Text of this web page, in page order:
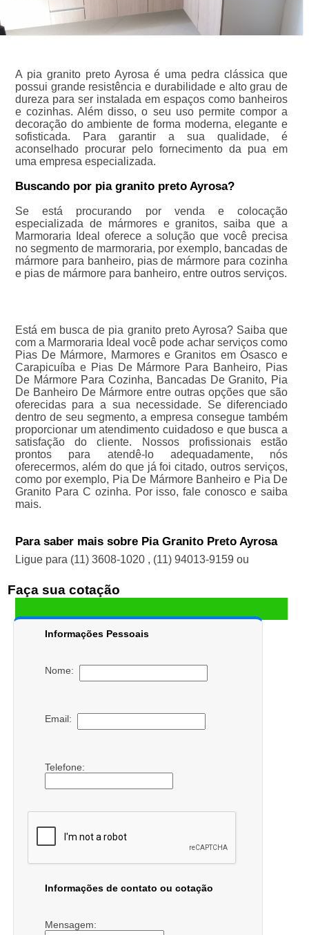
A pia granito preto Ayrosa é uma pedra clássica que
possui grande resistência e durabilidade e alto grau de
dureza para ser instalada em espaços como banheiros
e cozinhas. Além disso, o seu uso permite compor a
decoração do ambiente de forma moderna, elegante e
sofisticada. Para garantir a sua qualidade, é
aconselhado procurar pelo fornecimento da pua em
uma empresa especializada.
Buscando por pia granito preto Ayrosa?
Se está procurando por venda e colocação
especializada de mármores e granitos, saiba que a
Marmoraria Ideal oferece a solução que você precisa
no segmento de marmoraria, por exemplo, bancadas de
mármore para banheiro, pias de mármore para cozinha
e pias de mármore para banheiro, entre outros serviços.
Está em busca de pia granito preto Ayrosa? Saiba que
com a Marmoraria Ideal você pode achar serviços como
Pias De Mármore, Marmores e Granitos em Osasco e
Carapicuíba e Pias De Mármore Para Banheiro, Pias
De Mármore Para Cozinha, Bancadas De Granito, Pia
De Banheiro De Mármore entre outras opções que são
oferecidas para a sua necessidade. Se diferenciado
dentro de seu segmento, a empresa consegue também
proporcionar um atendimento cuidadoso e que busca a
satisfação do cliente. Nossos profissionais estão
prontos para atendê-lo adequadamente, nós
oferecermos, além do que já foi citado, outros serviços,
como por exemplo, Pia De Mármore Banheiro e Pia De
Granito Para C ozinha. Por isso, fale conosco e saiba
mais.
Para saber mais sobre Pia Granito Preto Ayrosa
Ligue para (11) 3608-1020 , (11) 94013-9159 ou
Faça sua cotação
Informações Pessoais
Nome:
Email:
Telefone:
Informações de contato ou cotação
Mensagem: